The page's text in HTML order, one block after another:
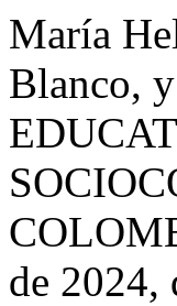
María
Blanco,
de 2024,